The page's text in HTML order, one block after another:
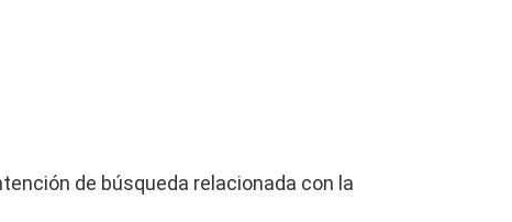
de búsqueda relacionada con la